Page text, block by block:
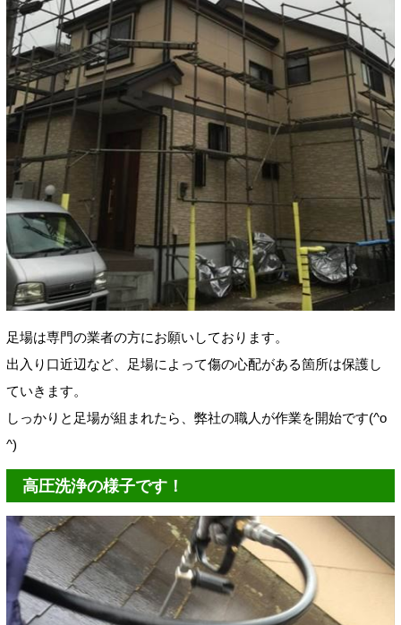
足場は専門の業者の方にお願いしております。
出入り口近辺など、足場によって傷の心配がある箇所は保護し
ていきます。
しっかりと足場が組まれたら、弊社の職人が作業を開始です(^o
^)
高圧洗浄の様子です！